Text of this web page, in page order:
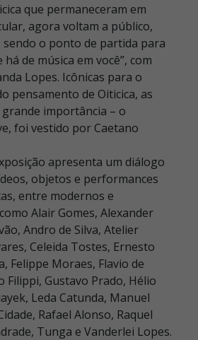
que permaneceram em
agora voltam a público,
sendo o ponto de partida para
há de música em você”, com
Lopes. Icônicas para o
pensamento de Oiticica, as
importância – o
foi vestido por Caetano
apresenta um diálogo
objetos e performances
entre modernos e
Alair Gomes, Alexander
Andro de Silva, Atelier
Celeida Tostes, Ernesto
Felippe Moraes, Flavio de
Filippi, Gustavo Prado, Hélio
Leda Catunda, Manuel
Rafael Alonso, Raquel
Tunga e Vanderlei Lopes.